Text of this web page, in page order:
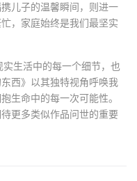
儿子的温馨瞬间，则进一
，家庭始终是我们最坚实
实生活中的每一个细节，也
西》以其独特视角呼唤我
生命中的每一次可能性。
更多类似作品问世的重要